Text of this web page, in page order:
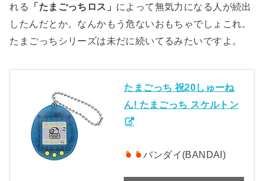
れる
「たまごっちロス」 によって無気力になる人が続出
したんだとか。なんかもう危ないおもちゃでしょこれ。
たまごっちシリーズは未だに続いてるみたいですよ。
たまごっち 祝20しゅーね
ん! たまごっち スケルトン
バンダイ(BANDAI)